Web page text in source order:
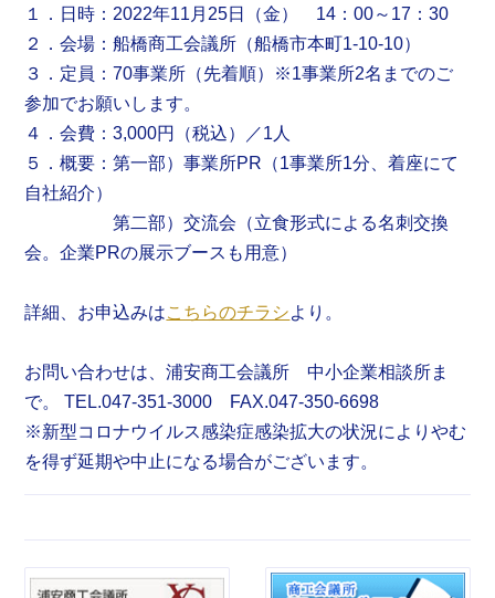
１．日時：2022年11月25日（金） 14：00～17：30
２．会場：船橋商工会議所（船橋市本町1-10-10）
３．定員：70事業所（先着順）※1事業所2名までのご
参加でお願いします。
４．会費：3,000円（税込）／1人
５．概要：第一部）事業所PR（1事業所1分、着座にて
自社紹介）
第二部）交流会（立食形式による名刺交換
会。企業PRの展示ブースも用意）
詳細、お申込みはこちらのチラシより。
お問い合わせは、浦安商工会議所 中小企業相談所ま
で。 TEL.047-351-3000 FAX.047-350-6698
※新型コロナウイルス感染症感染拡大の状況によりやむ
を得ず延期や中止になる場合がございます。